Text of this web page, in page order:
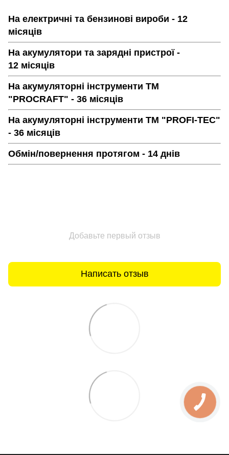
На електричні та бензинові вироби - 12
місяців
На акумулятори та зарядні пристрої -
12 місяців
На акумуляторні інструменти ТМ
"PROCRAFT" - 36 місяців
На акумуляторні інструменти ТМ "PROFI-TEC"
- 36 місяців
Обмін/повернення протягом - 14 днів
Добавьте первый отзыв
Написать отзыв